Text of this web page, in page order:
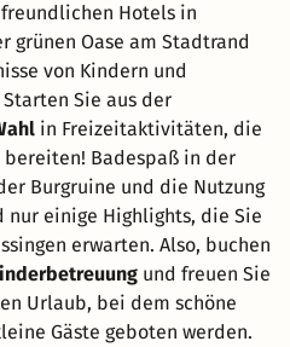
Hotels in
grünen Oase am Stadtrand
von Kindern und
Sie aus der
in Freizeitaktivitäten, die
bereiten! Badespaß in der
Burgruine und die Nutzung
nur einige Highlights, die Sie
erwarten. Also, buchen
und freuen Sie
Urlaub, bei dem schöne
Gäste geboten werden.